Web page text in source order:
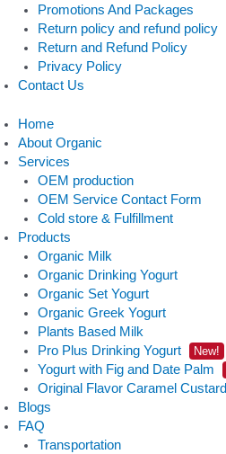
Promotions And Packages
Return policy and refund policy
Return and Refund Policy
Privacy Policy
Contact Us
Home
About Organic
Services
OEM production
OEM Service Contact Form
Cold store & Fulfillment
Products
Organic Milk
Organic Drinking Yogurt
Organic Set Yogurt
Organic Greek Yogurt
Plants Based Milk
Pro Plus Drinking Yogurt
New!
Yogurt with Fig and Date Palm
Original Flavor Caramel Custard
Blogs
FAQ
Transportation